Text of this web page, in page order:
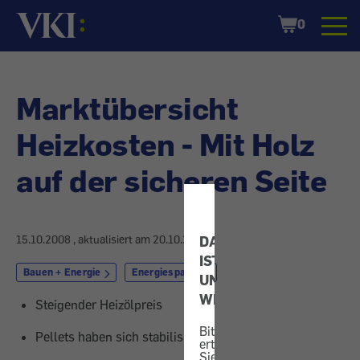
DATENSCHUTZ
IST
UNS
WICHTIG!
Bitte
erteilen
Startseite
Shopping
Cart
0
Marktübersicht
Heizkosten - Mit Holz
auf der sicheren Seite
15.10.2008 , aktualisiert am 20.10.2008
Bauen + Energie Energiesparen
Steigender Heizölpreis
Pellets haben sich stabilisiert